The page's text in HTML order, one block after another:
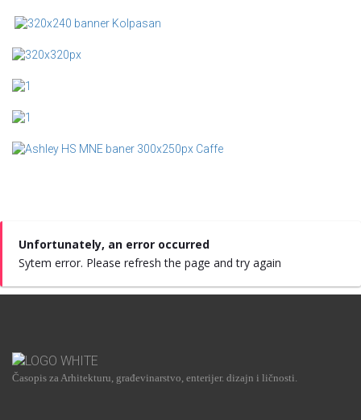
Unfortunately, an error occurred
Sytem error. Please refresh the page and try again
Časopis za Arhitekturu, građevinarstvo, enterijer. dizajn i ličnosti.